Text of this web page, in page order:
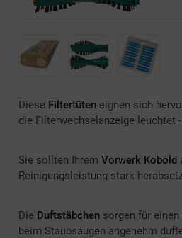
Diese Filtertüteneignen sich
die Filterwechselanzeige leuchtet
Sie sollten Ihrem Vorwerk Kobold
Reinigungsleistung stark
Die Duftstäbchensorgen für einen
beim Staubsaugen angenehm